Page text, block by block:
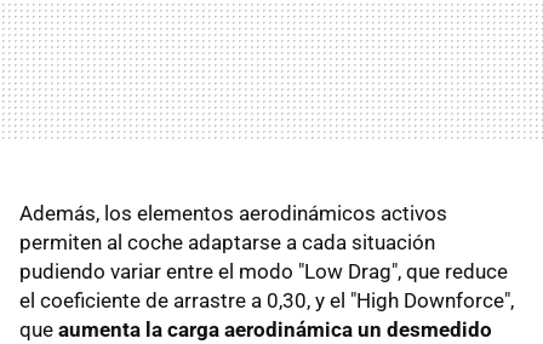
Además, los elementos aerodinámicos activos
permiten al coche adaptarse a cada situación
pudiendo variar entre el modo "Low Drag", que reduce
el coeficiente de arrastre a 0,30, y el "High Downforce",
que aumenta la carga aerodinámica un desmedido